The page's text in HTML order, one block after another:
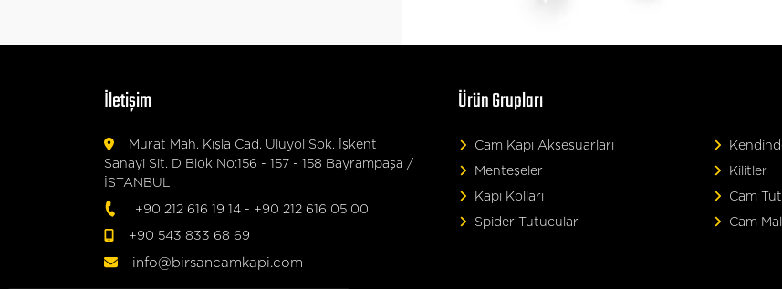
İletişim
Murat Mah. Kışla Cad. Uluyol Sok. İşkent
Sanayi Sit. D Blok No:156 - 157 - 158 Bayrampaşa /
İSTANBUL
+90 212 616 19 14 - +90 212 616 05 00
+90 543 833 68 69
info@birsancamkapi.com
Ürün Grupları
Cam Kapı Aksesuarları
Menteşeler
Kilitler
Kapı Kolları
Cam
Spider Tutucular
Cam